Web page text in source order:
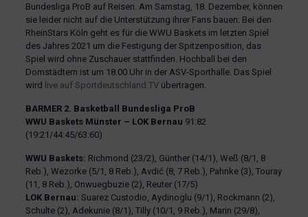
Bundesliga ProB auf Reisen. Am Samstag, 18. Dezember, können
sie leider nicht auf die Unterstützung ihrer Fans bauen: Bei den
RheinStars Köln geht es für die WWU Baskets im letzten Spiel
des Jahres 2021 um die Festigung der Spitzenposition, das
Spiel wird ohne Zuschauer stattfinden. Hochball bei den
Domstädtern ist um 18.00 Uhr in der ASV-Sporthalle. Das Spiel
wird live auf Sportdeutschland.TVübertragen.
BARMER 2. Basketball Bundesliga ProB
WWU Baskets Münster – LOK Bernau 91:82
(19:21/44:45/63:60)
WWU Baskets: Richmond (23/2), Günther (14/1), Weß (8/1, 8
Reb.), Wezorke (5/1, 8 Reb.), Avdić (8, 7 Reb.), Pahnke (3), Touray
(11, 8 Reb.), Onwuegbuzie (2), Reuter (17/5)
LOK Bernau: Suarez Custodio, Aydinoglu (9/1), Rockmann (2),
Schulte (2), Adekunie (8/1), Tilly (10/1, 9 Reb.), Marin (29/8),